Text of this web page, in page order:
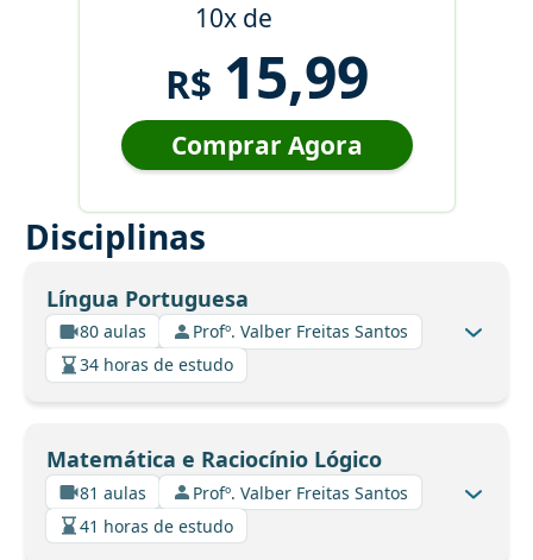
10x de
R$ 15,99
Comprar Agora
Disciplinas
Língua Portuguesa
80 aulas
Profº. Valber Freitas Santos
34 horas de estudo
Matemática e Raciocínio Lógico
81 aulas
Profº. Valber Freitas Santos
41 horas de estudo